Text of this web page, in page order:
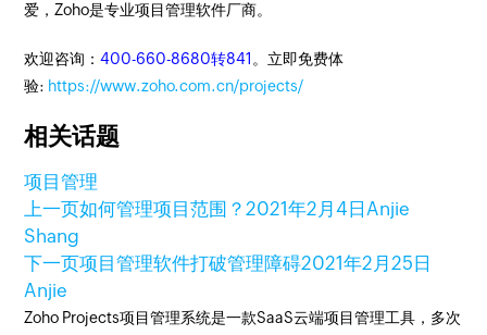
爱，Zoho是专业项目管理软件厂商。
欢迎咨询：400-660-8680转841 。立即免费体
验: https://www.zoho.com.cn/projects/
相关话题
项目管理
上一页如何管理项目范围？2021年2月4日Anjie
Shang
下一页项目管理软件打破管理障碍2021年2月25日
Anjie
Zoho Projects项目管理系统是一款SaaS云端项目管理工具，多次